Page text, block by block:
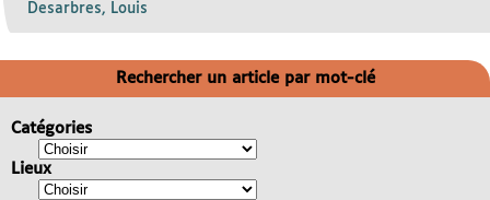
Desarbres, Louis
Rechercher un article par mot-clé
Catégories
Lieux